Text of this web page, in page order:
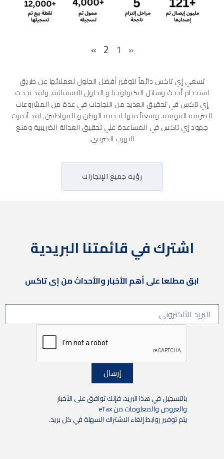
«
1
2
»
تسعي إي تاكس دائماً لتوفير أفضل الحلول لعملائها عن طريق
استخدام أحدث وسائل التكنولوچيا و الحلول الاستثنائية. ولقد نجحت
إي تاكس في تحقيق العديد من النجاحات في عدة من المشروعات
الضريبية القومية. وسعياً منها لخدمة الوطن و المواطنين, لقد آثمرت
جهود إي تاكس في المساعدة علي تحقيق العدالة الضريبية ومنع
التهرب الضريبي.
رؤيه جميع الإنجازات
اشترك في قائمتنا البريدية
ابق مطلعا على أهم الأخبار والأحداث من إى تاكس
إرسال
بالتسجيل في هذا البريد، فإنك توافق على الأخبار
والعروض والمعلومات منeTax
يتم توفير روابط إلغاء الاشتراك السهلة في كل بريد.